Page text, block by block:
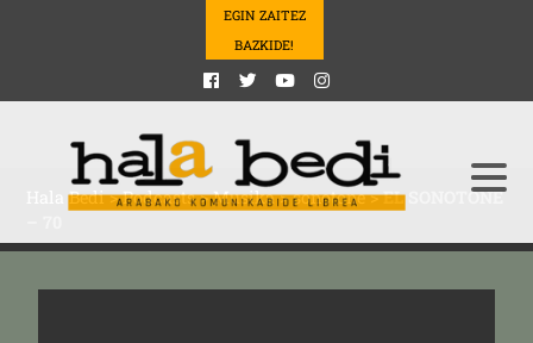
EGIN ZAITEZ
BAZKIDE!
Hala Bedi>Podcasts>Musika>sonotone>EL SONOTONE